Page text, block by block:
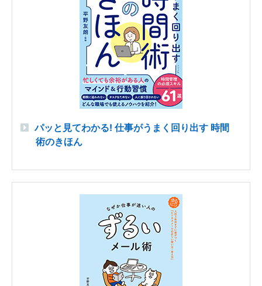
パッと見てわかる! 仕事がうまく回り出す 時間
術のきほん